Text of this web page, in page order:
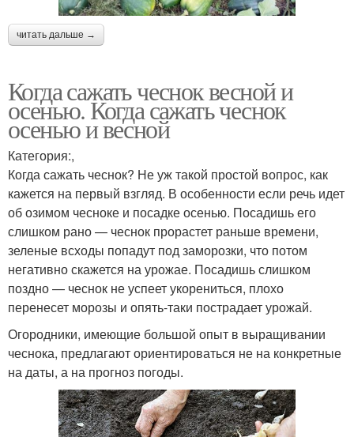
читать дальше →
Когда сажать чеснок весной и
осенью. Когда сажать чеснок
осенью и весной
Категория:,
Когда сажать чеснок? Не уж такой простой вопрос, как
кажется на первый взгляд. В особенности если речь идет
об озимом чесноке и посадке осенью. Посадишь его
слишком рано — чеснок прорастет раньше времени,
зеленые всходы попадут под заморозки, что потом
негативно скажется на урожае. Посадишь слишком
поздно — чеснок не успеет укорениться, плохо
перенесет морозы и опять-таки пострадает урожай.
Огородники, имеющие большой опыт в выращивании
чеснока, предлагают ориентироваться не на конкретные
на даты, а на прогноз погоды.